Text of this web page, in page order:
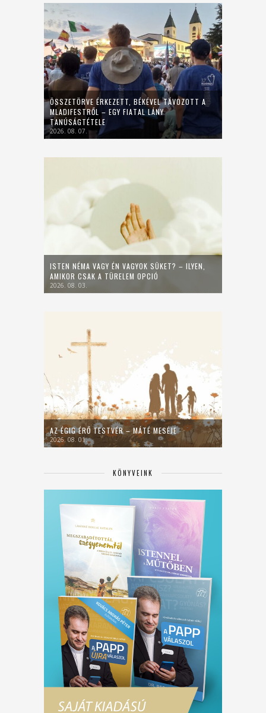
ÖSSZETÖRVE ÉRKEZETT, BÉKÉVEL TÁVOZOTT A
MLADIFESTRŐL – EGY FIATAL LÁNY
TANÚSÁGTÉTELE
2026. 08. 07.
ISTEN NÉMA VAGY ÉN VAGYOK SÜKET? – ILYEN,
AMIKOR CSAK A TÜRELEM OPCIÓ
2026. 08. 03.
AZ ÉGIG ÉRŐ TESTVÉR – MÁTÉ MESÉJE
2026. 08. 01.
KÖNYVEINK